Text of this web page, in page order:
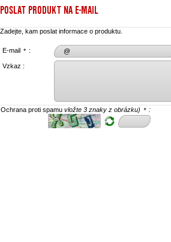
POSLAT PRODUKT NA E-MAIL
Zadejte, kam poslat informace o produktu.
E-mail * :
Vzkaz :
Ochrana proti spamu vložte 3 znaky z obrázku) * :